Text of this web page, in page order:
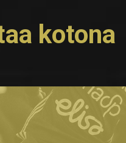
kotona